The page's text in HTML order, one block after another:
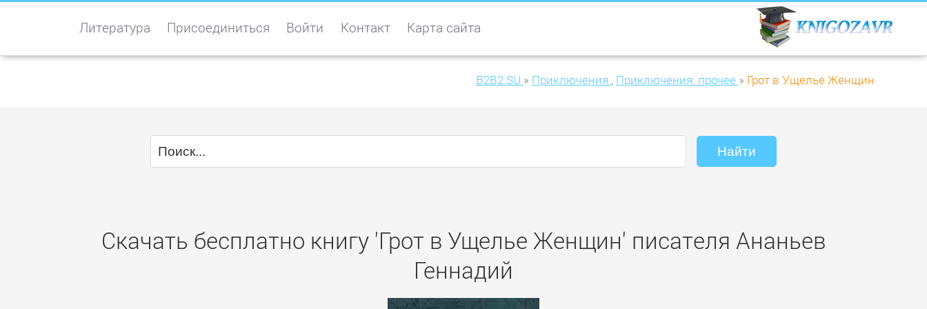
Литература Присоединиться Войти Контакт Карта сайта
B2B2.SU » Приключения , Приключения: прочее » Грот в Ущелье Женщин
Скачать бесплатно книгу 'Грот в Ущелье Женщин' писателя Ананьев
Геннадий